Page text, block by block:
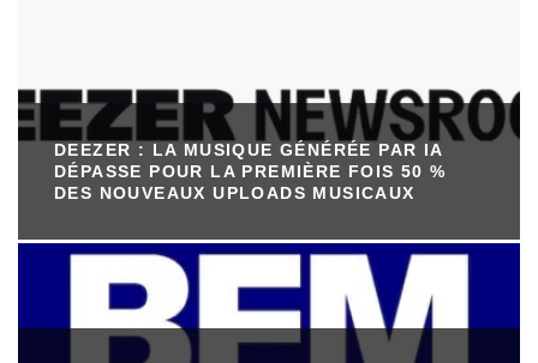
DEEZER : LA MUSIQUE GÉNÉRÉE PAR IA
DÉPASSE POUR LA PREMIÈRE FOIS 50 %
DES NOUVEAUX UPLOADS MUSICAUX